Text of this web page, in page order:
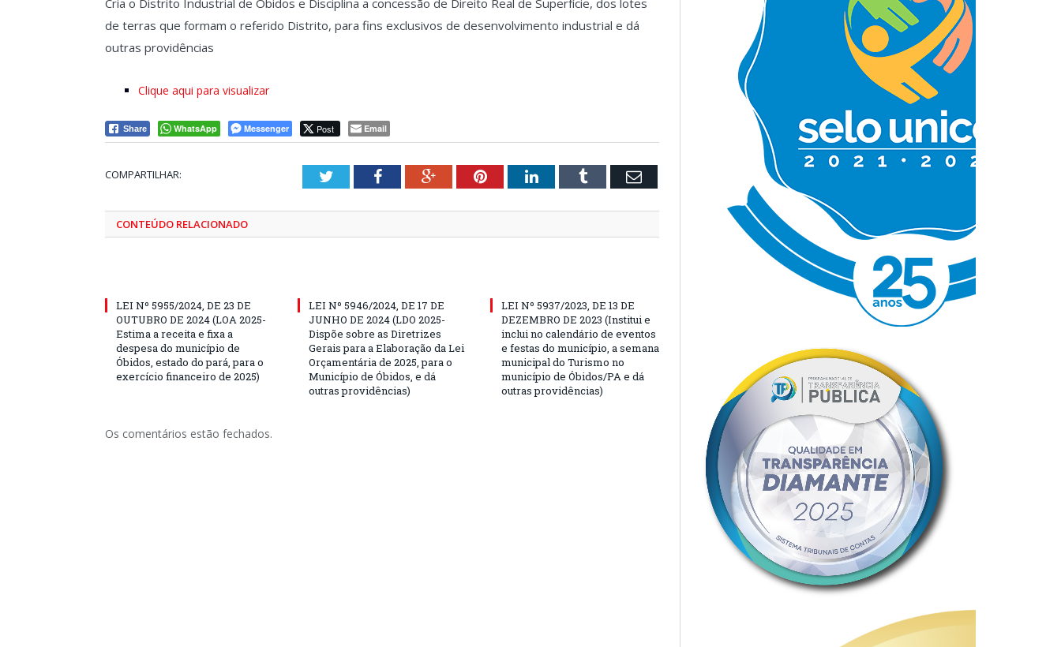
Cria o Distrito Industrial de Óbidos e Disciplina a concessão de Direito Real de Superfície, dos lotes
de terras que formam o referido Distrito, para fins exclusivos de desenvolvimento industrial e dá
outras providências
Clique aqui para visualizar
Share WhatsApp Messenger Post Email
COMPARTILHAR: TwitterFacebookGoogle+PinterestLinkedInTumblr Email
CONTEÚDO RELACIONADO
LEI Nº 5955/2024, DE 23 DE
OUTUBRO DE 2024 (LOA 2025-
Estima a receita e fixa a
despesa do município de
Óbidos, estado do pará, para o
exercício financeiro de 2025)
LEI Nº 5946/2024, DE 17 DE
JUNHO DE 2024 (LDO 2025-
Dispõe sobre as Diretrizes
Gerais para a Elaboração da Lei
Orçamentária de 2025, para o
Município de Óbidos, e dá
outras providências)
LEI Nº 5937/2023, DE 13 DE
DEZEMBRO DE 2023 (Institui e
inclui no calendário de eventos
e festas do município, a semana
municipal do Turismo no
município de Óbidos/PA e dá
outras providências)
Os comentários estão fechados.